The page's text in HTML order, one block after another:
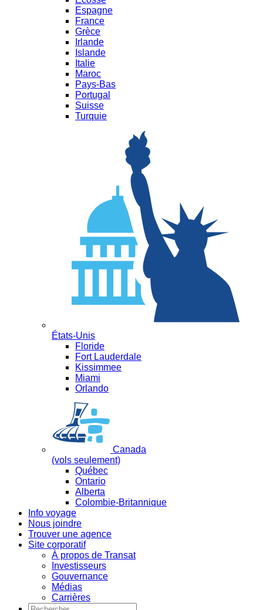
Espagne
France
Grèce
Irlande
Islande
Italie
Maroc
Pays-Bas
Portugal
Suisse
Turquie
États-Unis
Floride
Fort Lauderdale
Kissimmee
Miami
Orlando
Canada
(vols seulement)
Québec
Ontario
Alberta
Colombie-Britannique
Info voyage
Nous joindre
Trouver une agence
Site corporatif
À propos de Transat
Investisseurs
Gouvernance
Médias
Carrières